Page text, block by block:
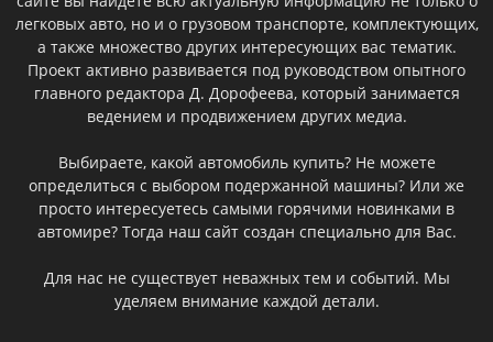
легковых авто, но и о грузовом транспорте, комплектующих,
а также множество других интересующих вас тематик.
Проект активно развивается под руководством опытного
главного редактора Д. Дорофеева, который занимается
ведением и продвижением других медиа.
Выбираете, какой автомобиль купить? Не можете
определиться с выбором подержанной машины? Или же
просто интересуетесь самыми горячими новинками в
автомире? Тогда наш сайт создан специально для Вас.
Для нас не существует неважных тем и событий. Мы
уделяем внимание каждой детали.